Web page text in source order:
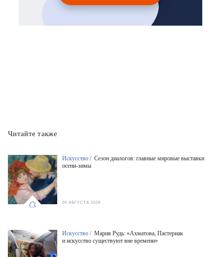
Читайте также
Искусство / Сезон диалогов: главные мировые выставки
осени-зимы
06 АВГУСТА 2026
Искусство / Мария Рудь: «Ахматова, Пастернак
и искусство существуют вне времени»